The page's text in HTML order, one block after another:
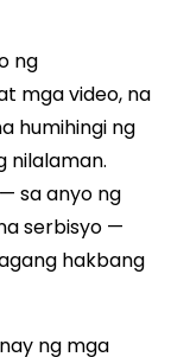
ng
mga video, na
humihingi ng
nilalaman.
sa anyo ng
serbisyo —
hakbang
ng mga